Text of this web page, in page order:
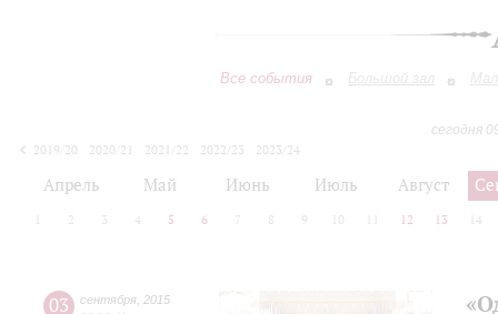
Все события Большой зал
сегодня
2019/20
2020/21 2021/22 2022/23
2023/24
Апрель Май Июнь Июль Август
2 3 4 5 6 7 8 9 10 12 13 14
03 сентября 2015